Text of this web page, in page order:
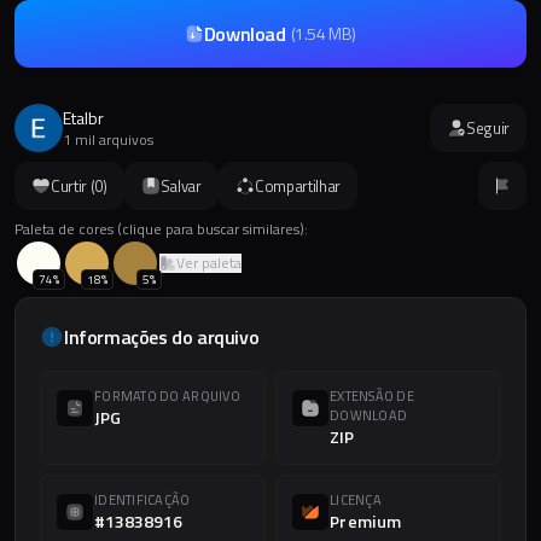
Curtir (0) Salvar Compartilhar
Paleta de cores (clique para buscar similares):
74% 18% 5%
Ver paleta
Informações do arquivo
FORMATO DO ARQUIVO
JPG
EXTENSÃO DE
DOWNLOAD
ZIP
IDENTIFICAÇÃO
#13838916
LICENÇA
Premium
Download (1.54 MB)
Etalbr
1 mil arquivos Seguir